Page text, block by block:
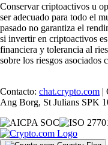
Conservar criptoactivos u
ser adecuado para todo el
pasado no garantiza el
si invertir en criptoactivos
financiera y tolerancia al
sobre los riesgos asociados
Contacto: chat.crypto.com |
Ang Borg, St Julians SPK